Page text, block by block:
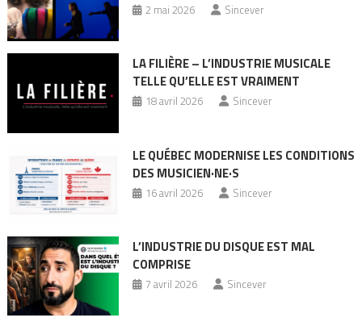
2 mai 2026 Sincever
LA FILIÈRE – L’INDUSTRIE MUSICALE
TELLE QU’ELLE EST VRAIMENT
18 avril 2026 Sincever
LE QUÉBEC MODERNISE LES CONDITIONS
DES MUSICIEN·NE·S
16 avril 2026 Sincever
L’INDUSTRIE DU DISQUE EST MAL
COMPRISE
7 avril 2026 Sincever